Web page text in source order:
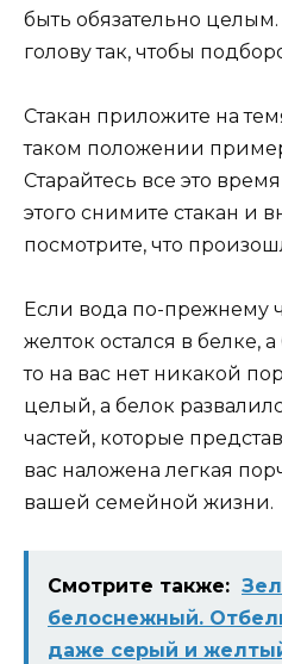
быть обязательно целым.
голову так, чтобы
Стакан приложите на
таком положении
Старайтесь все это
этого снимите стакан и
посмотрите, что
Если вода по-прежнему
желток остался в белке,
то на вас нет никакой
целый, а белок
частей, которые
вас наложена легкая
вашей семейной жизни.
Смотрите также:
белоснежный.
даже серый и